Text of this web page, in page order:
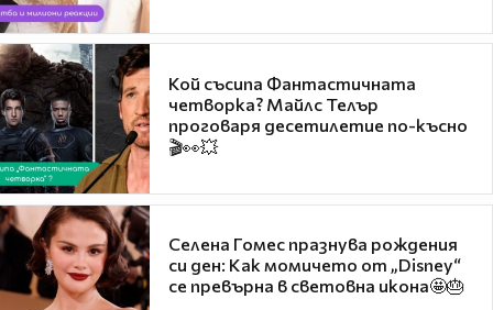
Кой съсипа Фантастичната
четворка? Майлс Телър
проговаря десетилетие по-късно
🎬👀💥
Селена Гомес празнува рождения
си ден: Как момичето от „Disney“
се превърна в световна икона🤩🎂